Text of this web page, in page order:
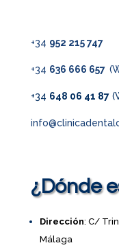
+34 952 215 747
+34 636 666 657
+34 648 06 41 87
¿Dónde
Dirección: C/
Málaga